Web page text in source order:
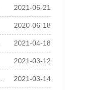
2021-06-21
2020-06-18
2021-04-18
2021-03-12
2021-03-14